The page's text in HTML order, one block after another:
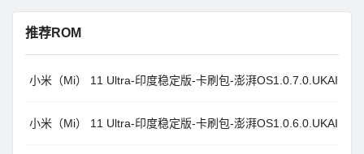
推荐ROM
小米（Mi） 11 Ultra-印度稳定版-卡刷包-澎湃
小米（Mi） 11 Ultra-印度稳定版-卡刷包-澎湃